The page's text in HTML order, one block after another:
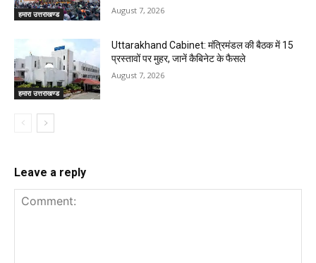
हमारा उत्तराखण्ड August 7, 2026
हमारा उत्तराखण्ड
Uttarakhand Cabinet: मंत्रिमंडल की बैठक में 15
प्रस्तावों पर मुहर, जानें कैबिनेट के फैसले
August 7, 2026
Leave a reply